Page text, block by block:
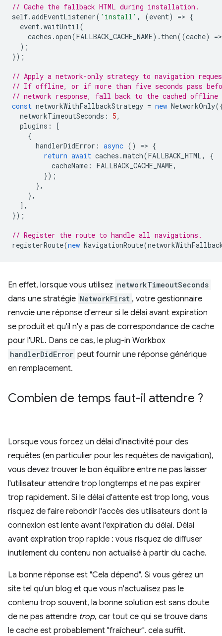
// Cache the fallback HTML during installation.
self.addEventListener( 'install' , (event) => {
event.waitUntil(
caches .open(FALLBACK_CACHE_NAME). then((cache) =>
);
});
// Apply a network-only strategy to navigation
// If offline, or if more than five seconds pass
// network response, fall back to the cached offline
const networkWithFallbackStrategy = new NetworkOnly
networkTimeoutSeconds : 5,
plugins :
[
{
handlerDidError : async () => {
return await caches .match(FALLBACK_HTML,
{
cacheName : FALLBACK_CACHE_NAME,
});
},
},
],
});
// Register the route to handle all navigations.
registerRoute(new NavigationRoute(
En effet, lorsque vous utilisez networkTimeoutSeconds
dans une stratégie NetworkFirst , votre gestionnaire
renvoie une réponse d'erreur si le délai avant expiration
se produit et qu'il n'y a pas de correspondance de cache
pour l'URL. Dans ce cas, le plug-in Workbox
handlerDidError peut fournir une réponse générique
en remplacement.
Combien de temps faut-il attendre ?
Lorsque vous forcez un délai d'inactivité pour des
requêtes (en particulier pour les requêtes de navigation),
vous devez trouver le bon équilibre entre ne pas laisser
l'utilisateur attendre trop longtemps et ne pas expirer
trop rapidement. Si le délai d'attente est trop long, vous
risquez de faire rebondir l'accès des utilisateurs dont la
connexion est lente avant l'expiration du délai. Délai
avant expiration trop rapide : vous risquez de diffuser
inutilement du contenu non actualisé à partir du cache.
La bonne réponse est "Cela dépend". Si vous gérez un
site tel qu'un blog et que vous n'actualisez pas le
contenu trop souvent, la bonne solution est sans doute
de ne pas attendre trop, car tout ce qui se trouve dans
le cache est probablement "fraîcheur". cela suffit.